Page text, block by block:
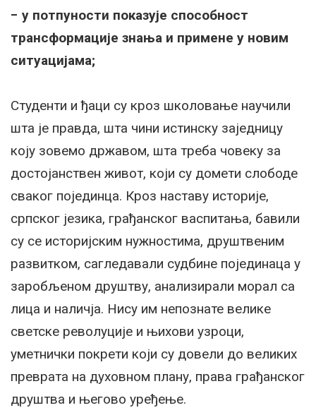
− у потпуности показује способност
трансформације знања и примене у новим
ситуацијама;
Студенти и ђаци су кроз школовање научили
шта је правда, шта чини истинску заједницу
коју зовемо државом, шта треба човеку за
достојанствен живот, који су домети слободе
сваког појединца. Кроз наставу историје,
српског језика, грађанског васпитања, бавили
су се историјским нужностима, друштвеним
развитком, сагледавали судбине појединаца у
заробљеном друштву, анализирали морал са
лица и наличја. Нису им непознате велике
светске револуције и њихови узроци,
уметнички покрети који су довели до великих
преврата на духовном плану, права грађанског
друштва и његово уређење.